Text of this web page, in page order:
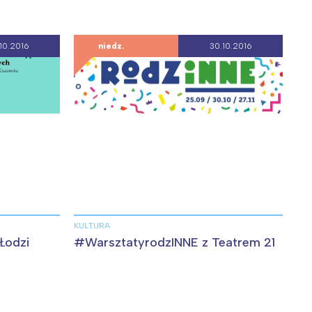
niedz. 30.10.2016
KULTURA
#WarsztatyrodzINNE z Teatrem 21